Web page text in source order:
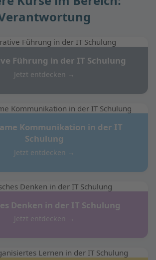
Führung in der IT Schulung
Jetzt entdecken →
Kommunikation in der IT
Schulung
Jetzt entdecken →
Denken in der IT Schulung
Jetzt entdecken →